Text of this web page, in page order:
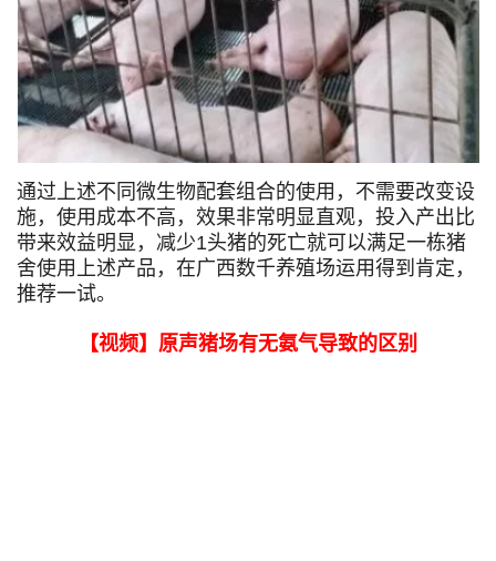
通过上述不同微生物配套组合的使用，不需要改变设
施，使用成本不高，效果非常明显直观，投入产出比
带来效益明显，减少1头猪的死亡就可以满足一栋猪
舍使用上述产品，在广西数千养殖场运用得到肯定，
推荐一试。
【视频】原声猪场有无氨气导致的区别